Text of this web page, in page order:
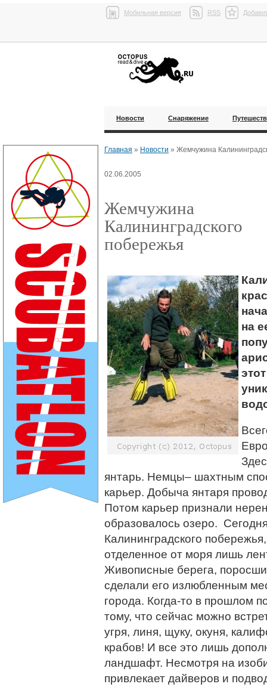
Мобильная версия RSS
Новости Снаряжение
Главная » Новости » Жемчужина
02.06.2005
Жемчужина
Калининградского
побережья
на
янтарь. Немцы– шахтным
карьер. Добыча янтаря
Потом карьер признали
образовалось озеро.
Калининградского
отделенное от моря лишь
Живописные берега,
сделали его излюбленным
города. Когда-то в прошлом
тому, что сейчас можно
угря, линя, щуку, окуня,
крабов! И все это лишь
ландшафт. Несмотря на
привлекает дайверов и